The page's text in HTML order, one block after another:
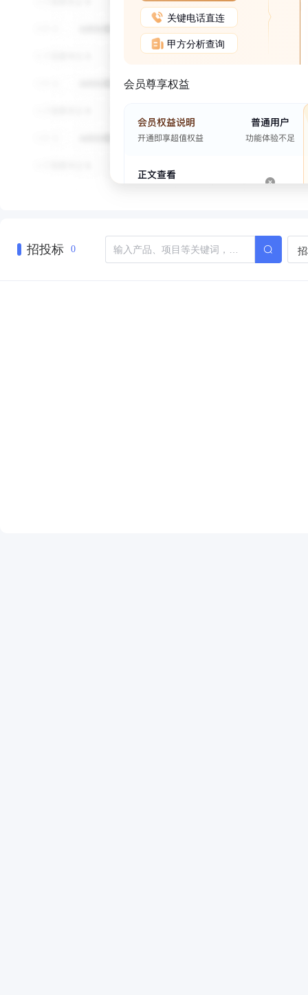
关键电话直连
甲方分析查询
会员尊享权益
招投标 0